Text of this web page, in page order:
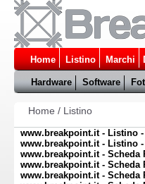
Home Listino Marchi
Hardware Software
Home / Listino
www.breakpoint.it - Listino
www.breakpoint.it - Listino
www.breakpoint.it - Scheda
www.breakpoint.it - Scheda
www.breakpoint.it - Scheda